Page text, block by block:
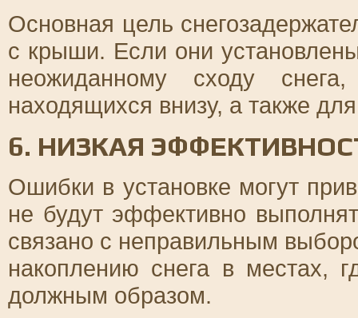
Основная цель
с крыши. Если они
неожиданному сходу
находящихся внизу, а также
6. НИЗКАЯ
Ошибки в установке могут
не будут эффективно
связано с неправильным
накоплению снега в местах,
должным образом.